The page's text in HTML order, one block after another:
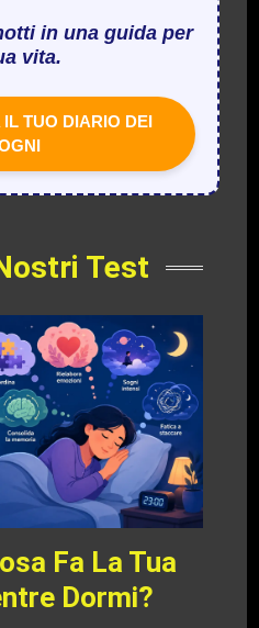
in una guida per
vita.
IL TUO DIARIO DEI
Test
Fa La Tua
Dormi?